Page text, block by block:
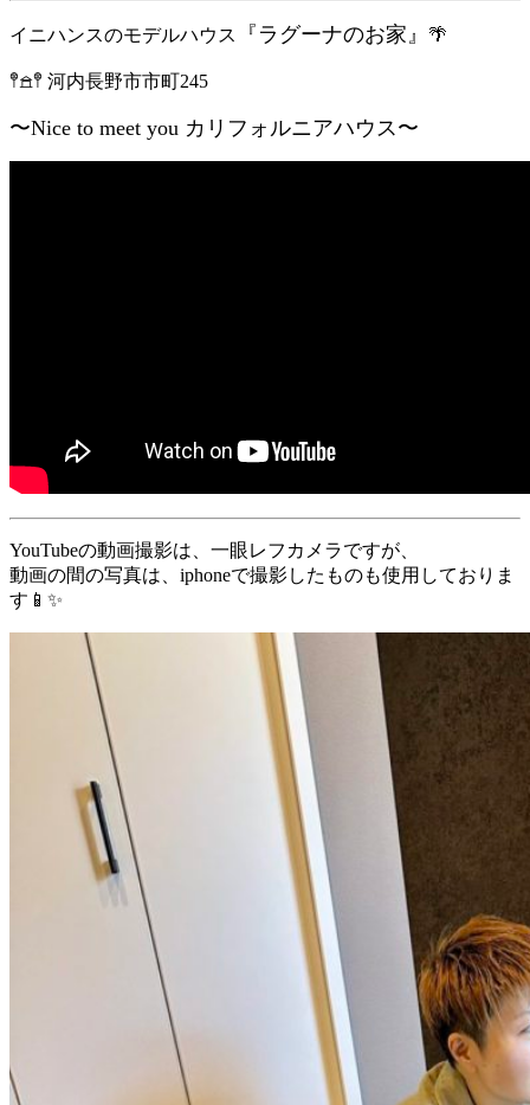
イニハンスのモデルハウス 『ラグーナのお家』 🌴
𖤣𖠿𖤣 河内長野市市町245
〜Nice to meet you カリフォルニアハウス〜
YouTubeの動画撮影は、一眼レフカメラですが、
動画の間の写真は、iphoneで撮影したものも使用しておりま
す📱✨